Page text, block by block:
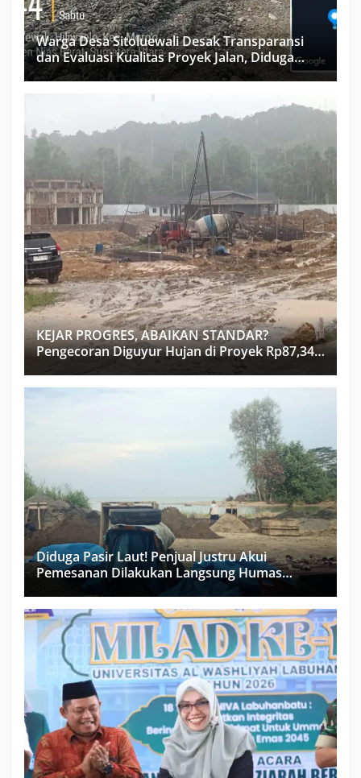
Warga Desa Sitoluewali Desak Transparansi
dan Evaluasi Kualitas Proyek Jalan, Diduga
Minim Informasi
KEJAR PROGRES, ABAIKAN STANDAR?
Pengecoran Diguyur Hujan di Proyek Rp87,34
Miliar Sukma Nias, Konsultan, Pengawas dan
PPK Bungkam
Diduga Pasir Laut! Penjual Justru Akui
Pemesanan Dilakukan Langsung Humas